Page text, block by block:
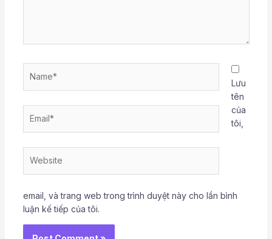
Lưu
tên
của
tôi,
email, và trang web trong trình duyệt này cho lần bình
luận kế tiếp của tôi.